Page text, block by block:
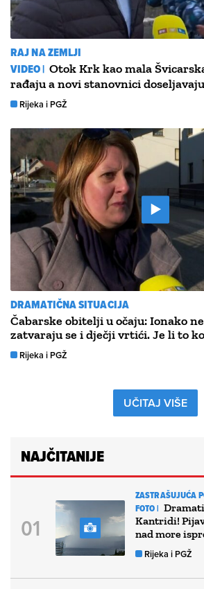
RAJ NA ZEMLJI
VIDEO | Otok Krk kao mala
rađaju a novi stanovnici
Rijeka i PGŽ
DRAMATIČNA SITUACIJA
Čabarske obitelji u očaju: Ionako
zatvaraju se i dječji vrtići. Je li to
Rijeka i PGŽ
UČITAJ VIŠE
NAJČITANIJE
ZASTRAŠUJUĆA
FOTO |
Kantridi!
nad more
Rijeka i PGŽ